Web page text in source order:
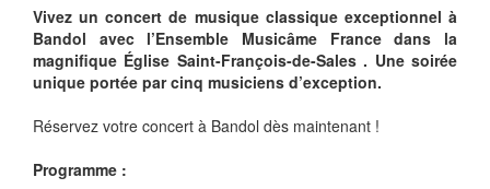
Vivez un concert de musique classique exceptionnel à
Bandol avec l’Ensemble Musicâme France dans la
magnifique Église Saint-François-de-Sales . Une soirée
unique portée par cinq musiciens d’exception.
Réservez votre concert à Bandol dès maintenant !
Programme :